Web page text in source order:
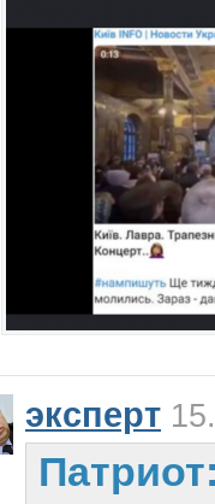
эксперт